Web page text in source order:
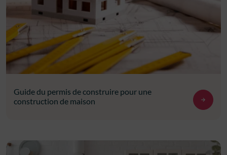
Guide du permis de construire pour une
construction de maison